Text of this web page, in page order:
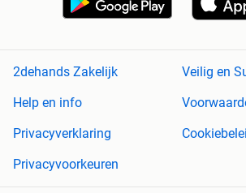
2dehands Zakelijk
Veilig en
Help en info
Privacyverklaring
Privacyvoorkeuren